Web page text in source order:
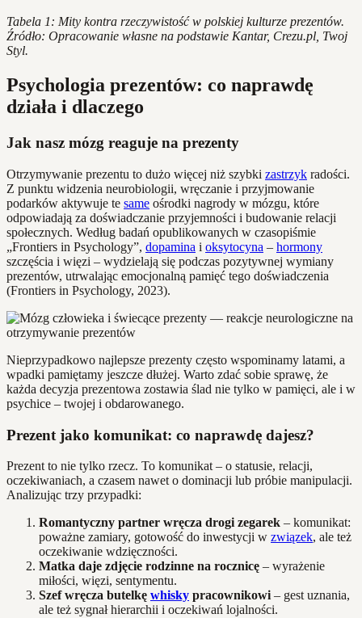
Tabela 1: Mity kontra rzeczywistość w polskiej kulturze prezentów.
Źródło: Opracowanie własne na podstawie Kantar, Crezu.pl, Twoj
Styl.
Psychologia prezentów: co naprawdę
działa i dlaczego
Jak nasz mózg reaguje na prezenty
Otrzymywanie prezentu to dużo więcej niż szybki zastrzyk radości.
Z punktu widzenia neurobiologii, wręczanie i przyjmowanie
podarków aktywuje te same ośrodki nagrody w mózgu, które
odpowiadają za doświadczanie przyjemności i budowanie relacji
społecznych. Według badań opublikowanych w czasopiśmie
„Frontiers in Psychology”, dopamina i oksytocyna – hormony
szczęścia i więzi – wydzielają się podczas pozytywnej wymiany
prezentów, utrwalając emocjonalną pamięć tego doświadczenia
(Frontiers in Psychology, 2023).
Nieprzypadkowo najlepsze prezenty często wspominamy latami, a
wpadki pamiętamy jeszcze dłużej. Warto zdać sobie sprawę, że
każda decyzja prezentowa zostawia ślad nie tylko w pamięci, ale i w
psychice – twojej i obdarowanego.
Prezent jako komunikat: co naprawdę dajesz?
Prezent to nie tylko rzecz. To komunikat – o statusie, relacji,
oczekiwaniach, a czasem nawet o dominacji lub próbie manipulacji.
Analizując trzy przypadki:
Romantyczny partner wręcza drogi zegarek – komunikat:
poważne zamiary, gotowość do inwestycji w związek, ale też
oczekiwanie wdzięczności.
Matka daje zdjęcie rodzinne na rocznicę – wyrażenie
miłości, więzi, sentymentu.
Szef wręcza butelkę whisky pracownikowi – gest uznania,
ale też sygnał hierarchii i oczekiwań lojalności.